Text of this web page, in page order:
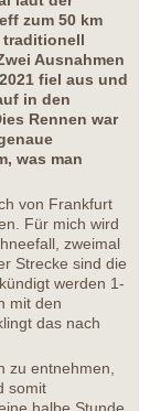
zum 50 km
traditionell
Ausnahmen
fiel aus und
in den
Rennen war
was man
von Frankfurt
Für mich wird
zweimal
Strecke sind die
werden 1-
mit den
das nach
zu entnehmen,
somit